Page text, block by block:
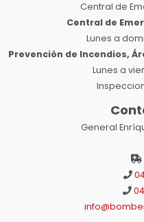
Central de
Central de
Lunes a
Prevención de Incendios,
Lunes a
General